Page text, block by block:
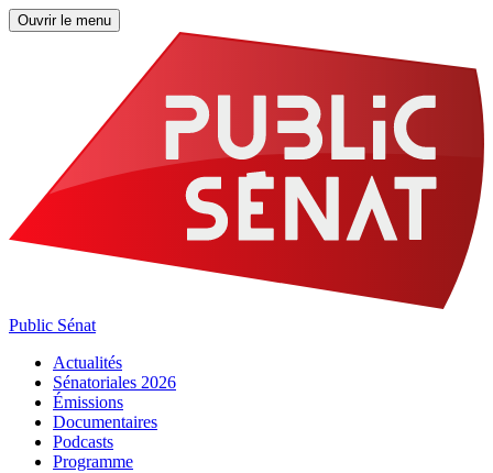
Ouvrir le menu
Public Sénat
Actualités
Sénatoriales 2026
Émissions
Documentaires
Podcasts
Programme